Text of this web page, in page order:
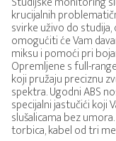
krucijalnih
svirke uživo do
omogućiti će Vam
miksu i pomoći pri
Opremljene s full-
koji pružaju preciznu
spektra. Ugodni ABS
specijalni jastučići koji
slušalicama bez
torbica, kabel od tri